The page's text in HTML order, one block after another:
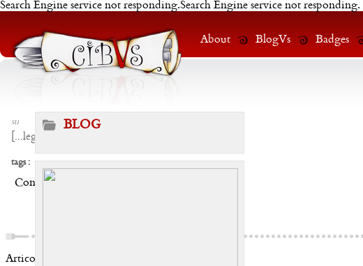
Search Engine service not responding.Search Engine service not responding.
About BlogVs Badges
su
...leggi
tags :
Condividi:
Articoli correlati:
BLOG